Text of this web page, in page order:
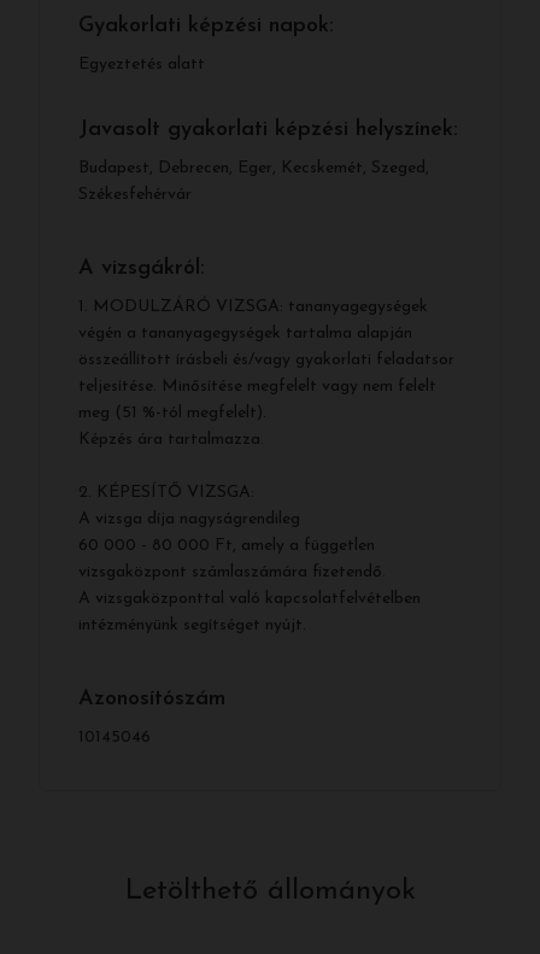
Gyakorlati képzési napok:
Egyeztetés alatt
Javasolt gyakorlati képzési helyszínek:
Budapest, Debrecen, Eger, Kecskemét, Szeged,
Székesfehérvár
A vizsgákról:
1. MODULZÁRÓ VIZSGA: tananyagegységek
végén a tananyagegységek tartalma alapján
összeállított írásbeli és/vagy gyakorlati feladatsor
teljesítése. Minősítése megfelelt vagy nem felelt
meg (51 %-tól megfelelt).
Képzés ára tartalmazza.
2. KÉPESÍTŐ VIZSGA:
A vizsga díja nagyságrendileg
60 000 - 80 000 Ft, amely a független
vizsgaközpont számlaszámára fizetendő.
A vizsgaközponttal való kapcsolatfelvételben
intézményünk segítséget nyújt.
Azonosítószám
10145046
Letölthető állományok